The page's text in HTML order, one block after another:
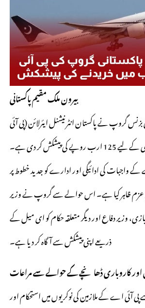
بیرون ملک مقیم پاکستانی
بزنس گروپ نے پاکستان انٹرنیشنل ایئرلائن (پی آئی
اے) کی خریداری کے لیے 125 ارب روپے کی پیشکش کر دی ہے۔
کی ادائیگی اور ادارے کو جدید خطوط پر
عزم ظاہر کیا ہے۔ اس حوالے سے گروپ نے وزیر
وزیر دفاع اور دیگر متعلقہ حکام کو ای میل کے
ذریعے اپنی پیشکش سے آگاہ کر دیا ہے۔
اور کاروباری ڈھانچے کے حوالے سے مراعات
اے کے ملازمین کی نوکریوں میں استحکام اور